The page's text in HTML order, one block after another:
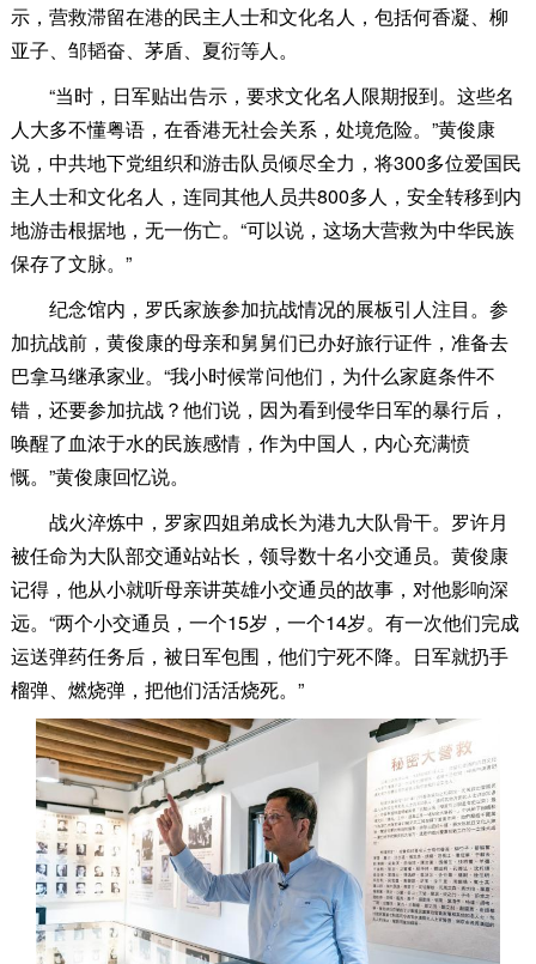
示，营救滞留在港的民主人士和文化名人，包括何香凝、柳
亚子、邹韬奋、茅盾、夏衍等人。
“当时，日军贴出告示，要求文化名人限期报到。这些名
人大多不懂粤语，在香港无社会关系，处境危险。”黄俊康
说，中共地下党组织和游击队员倾尽全力，将300多位爱国民
主人士和文化名人，连同其他人员共800多人，安全转移到内
地游击根据地，无一伤亡。“可以说，这场大营救为中华民族
保存了文脉。”
纪念馆内，罗氏家族参加抗战情况的展板引人注目。参
加抗战前，黄俊康的母亲和舅舅们已办好旅行证件，准备去
巴拿马继承家业。“我小时候常问他们，为什么家庭条件不
错，还要参加抗战？他们说，因为看到侵华日军的暴行后，
唤醒了血浓于水的民族感情，作为中国人，内心充满愤
慨。”黄俊康回忆说。
战火淬炼中，罗家四姐弟成长为港九大队骨干。罗许月
被任命为大队部交通站站长，领导数十名小交通员。黄俊康
记得，他从小就听母亲讲英雄小交通员的故事，对他影响深
远。“两个小交通员，一个15岁，一个14岁。有一次他们完成
运送弹药任务后，被日军包围，他们宁死不降。日军就扔手
榴弹、燃烧弹，把他们活活烧死。”